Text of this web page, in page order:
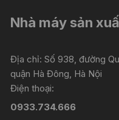
Nhà máy sản
Địa chỉ: Số 938, đường
quận Hà Đông, Hà Nội
Điện thoại:
0933.734.666